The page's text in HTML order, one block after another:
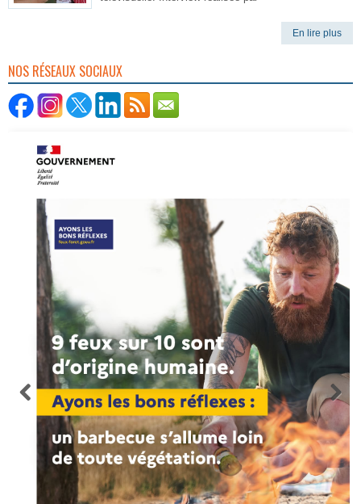
En lire plus
NOS RÉSEAUX SOCIAUX